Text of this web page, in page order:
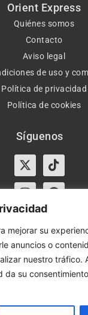
mejorar su
anuncios o
nuestro tráfico.
da su
Orient Express
Quiénes somos
Contacto
Aviso legal
de uso y
Política de privacidad
Política de cookies
Síguenos
X-
twitter
Tiktok
Instagram
10:00-13:30 y
10:00-13:30
2021 ©
reservados.